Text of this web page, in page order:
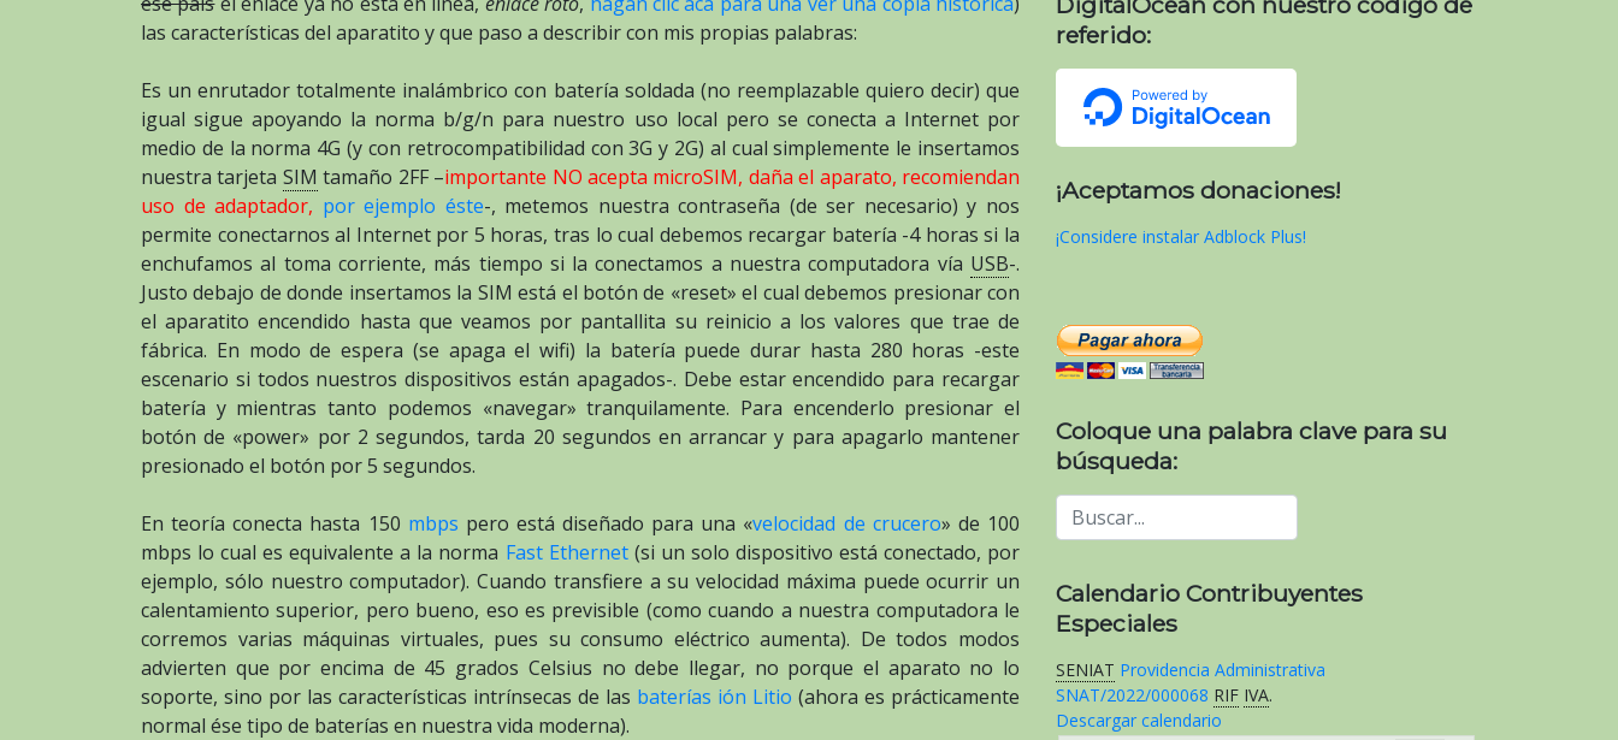
las características del aparatito y que paso a describir con mis propias palabras:
Es un enrutador totalmente inalámbrico con batería soldada (no reemplazable quiero decir) que
igual sigue apoyando la norma b/g/n para nuestro uso local pero se conecta a Internet por
medio de la norma 4G (y con retrocompatibilidad con 3G y 2G) al cual simplemente le insertamos
nuestra tarjeta SIM tamaño 2FF –importante NO acepta microSIM, daña el aparato, recomiendan
uso de adaptador, por ejemplo éste-, metemos nuestra contraseña (de ser necesario) y nos
permite conectarnos al Internet por 5 horas, tras lo cual debemos recargar batería -4 horas si la
enchufamos al toma corriente, más tiempo si la conectamos a nuestra computadora vía USB-.
Justo debajo de donde insertamos la SIM está el botón de «reset» el cual debemos presionar con
el aparatito encendido hasta que veamos por pantallita su reinicio a los valores que trae de
fábrica. En modo de espera (se apaga el wifi) la batería puede durar hasta 280 horas -este
escenario si todos nuestros dispositivos están apagados-. Debe estar encendido para recargar
batería y mientras tanto podemos «navegar» tranquilamente. Para encenderlo presionar el
botón de «power» por 2 segundos, tarda 20 segundos en arrancar y para apagarlo mantener
presionado el botón por 5 segundos.
En teoría conecta hasta 150 mbps pero está diseñado para una «velocidad de crucero» de 100
mbps lo cual es equivalente a la norma Fast Ethernet(si un solo dispositivo está conectado, por
ejemplo, sólo nuestro computador). Cuando transfiere a su velocidad máxima puede ocurrir un
calentamiento superior, pero bueno, eso es previsible (como cuando a nuestra computadora le
corremos varias máquinas virtuales, pues su consumo eléctrico aumenta). De todos modos
advierten que por encima de 45 grados Celsius no debe llegar, no porque el aparato no lo
soporte, sino por las características intrínsecas de las baterías ión Litio (ahora es prácticamente
normal ése tipo de baterías en nuestra vida moderna).
referido:
¡Aceptamos donaciones!
¡Considere instalar Adblock Plus!
Coloque una palabra clave para su
búsqueda:
Calendario Contribuyentes
Especiales
SENIAT Providencia Administrativa
SNAT/2022/000068 RIF IVA.
Descargar calendario